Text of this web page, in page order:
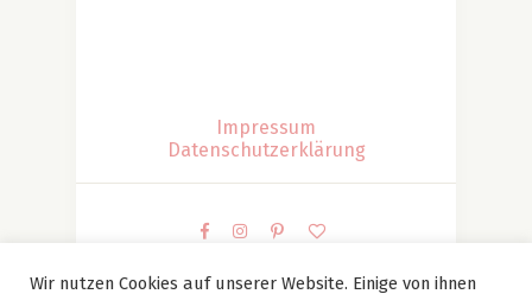
Impressum
Datenschutzerklärung
Wir nutzen Cookies auf unserer Website. Einige von ihnen